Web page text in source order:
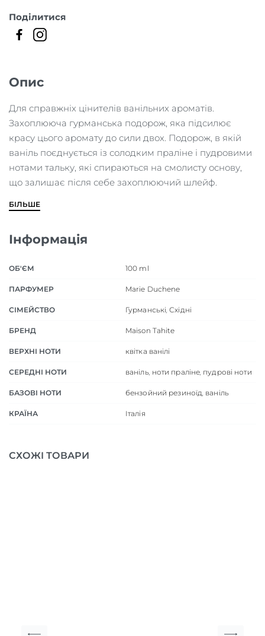
Поділитися
Опис
Для справжніх цінителів ванільних ароматів.
Захоплююча гурманська подорож, яка підсилює
красу цього аромату до сили двох. Подорож, в якій
ваніль поєднується із солодким праліне і пудровими
нотами тальку, які спираються на смолисту основу,
що залишає після себе захоплюючий шлейф.
БІЛЬШЕ
Інформація
ОБ'ЄМ 100 ml
ПАРФУМЕР Marie Duchene
СІМЕЙСТВО Гурманські ,Східні
БРЕНД Maison Tahite
ВЕРХНІ НОТИ квітка ванілі
СЕРЕДНІ НОТИ ваніль, ноти праліне пудрові ноти
БАЗОВІ НОТИ бензойний резиноїд ваніль
КРАЇНА Італія
СХОЖІ ТОВАРИ